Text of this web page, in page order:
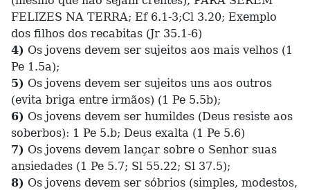
FELIZES NA TERRA; Ef 6.1-3;Cl 3.20; Exemplo
dos filhos dos recabitas (Jr 35.1-6)
4) Os jovens devem ser sujeitos aos mais velhos (1
Pe 1.5a);
5) Os jovens devem ser sujeitos uns aos outros
(evita briga entre irmãos) (1 Pe 5.5b);
6) Os jovens devem ser humildes (Deus resiste aos
soberbos): 1 Pe 5.b; Deus exalta (1 Pe 5.6)
7) Os jovens devem lançar sobre o Senhor suas
ansiedades (1 Pe 5.7; Sl 55.22; Sl 37.5);
8) Os jovens devem ser sóbrios (simples, modestos,